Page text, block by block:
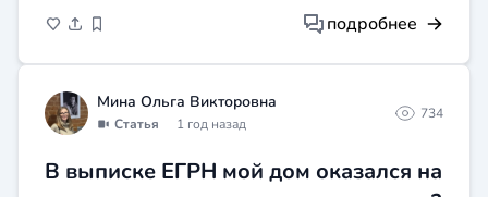
денежные средства или не отвечает на ваше
заявление, вы можете обратиться в суд с
исковым заявлением о взыскании
этого необходимо будет доказать, что услуга
была оказана некачественно или не в
оказана по вине клиента, то исполнитель
имеет право не возвращать денежные
подробнее
Мина Ольга Викторовна
Статья 1 год назад
734
В выписке ЕГРН мой дом оказался на